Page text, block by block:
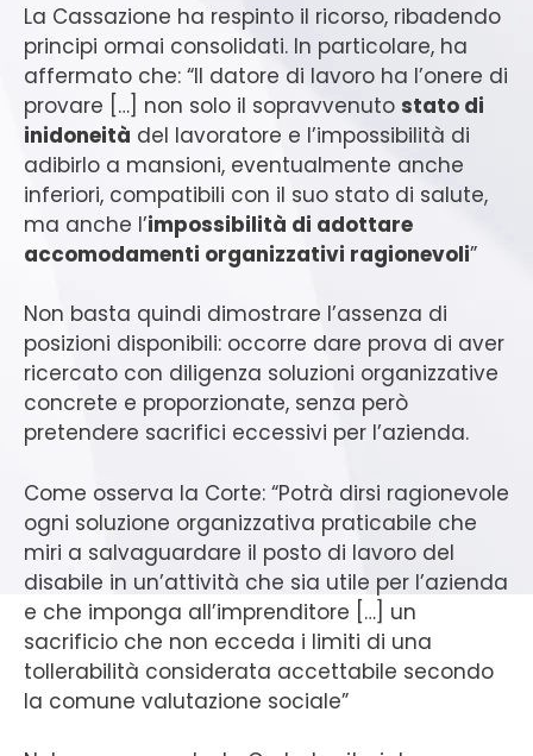
La Cassazione ha respinto il ricorso, ribadendo
principi ormai consolidati. In particolare, ha
affermato che: “Il datore di lavoro ha l’onere di
provare […] non solo il sopravvenuto stato di
inidoneità del lavoratore e l’impossibilità di
adibirlo a mansioni, eventualmente anche
inferiori, compatibili con il suo stato di salute,
ma anche l’impossibilità di adottare
accomodamenti organizzativi ragionevoli”
Non basta quindi dimostrare l’assenza di
posizioni disponibili: occorre dare prova di aver
ricercato con diligenza soluzioni organizzative
concrete e proporzionate, senza però
pretendere sacrifici eccessivi per l’azienda.
Come osserva la Corte: “Potrà dirsi ragionevole
ogni soluzione organizzativa praticabile che
miri a salvaguardare il posto di lavoro del
disabile in un’attività che sia utile per l’azienda
e che imponga all’imprenditore […] un
sacrificio che non ecceda i limiti di una
tollerabilità considerata accettabile secondo
la comune valutazione sociale”